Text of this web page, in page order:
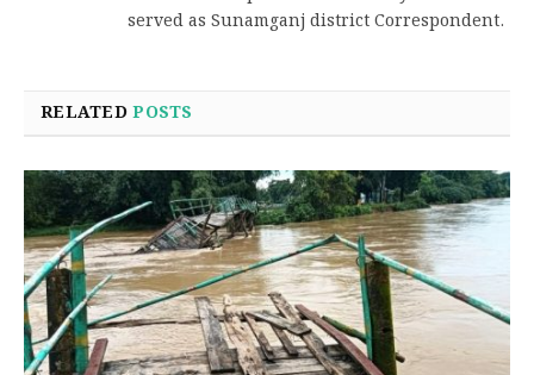
served as Sunamganj district Correspondent.
RELATEDPOSTS